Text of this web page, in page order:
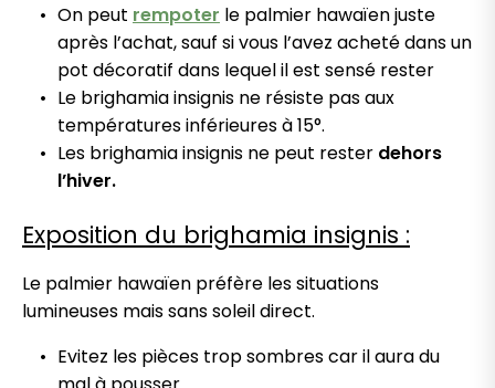
On peut rempoter le palmier hawaïen juste
après l’achat, sauf si vous l’avez acheté dans un
pot décoratif dans lequel il est sensé rester
Le brighamia insignis ne résiste pas aux
températures inférieures à 15°.
Les brighamia insignis ne peut rester dehors
l’hiver.
Exposition du brighamia insignis :
Le palmier hawaïen préfère les situations
lumineuses mais sans soleil direct.
Evitez les pièces trop sombres car il aura du